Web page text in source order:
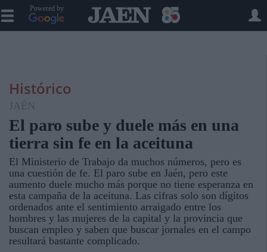
Powered by
Histórico
JAÉN
El paro sube y duele más en una
tierra sin fe en la aceituna
El Ministerio de Trabajo da muchos números, pero es
una cuestión de fe. El paro sube en Jaén, pero este
aumento duele mucho más porque no tiene esperanza en
esta campaña de la aceituna. Las cifras solo son dígitos
ordenados ante el sentimiento arraigado entre los
hombres y las mujeres de la capital y la provincia que
buscan empleo y saben que buscar jornales en el campo
resultará bastante complicado.